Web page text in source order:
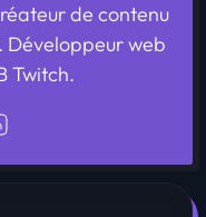
de contenu
Développeur web
Twitch.